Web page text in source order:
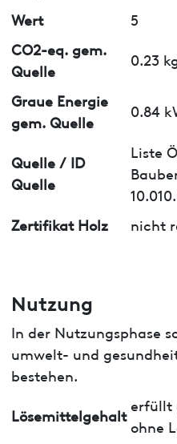
Wert
5
CO2-eq. gem.
Quelle
0.23
Graue Energie
gem. Quelle
0.84
Quelle / ID
Quelle
Liste
Zertifikat Holz
nicht
Nutzung
In der Nutzungsphase
umwelt- und
bestehen.
Lösemittelgehalt
erfüllt
ohne